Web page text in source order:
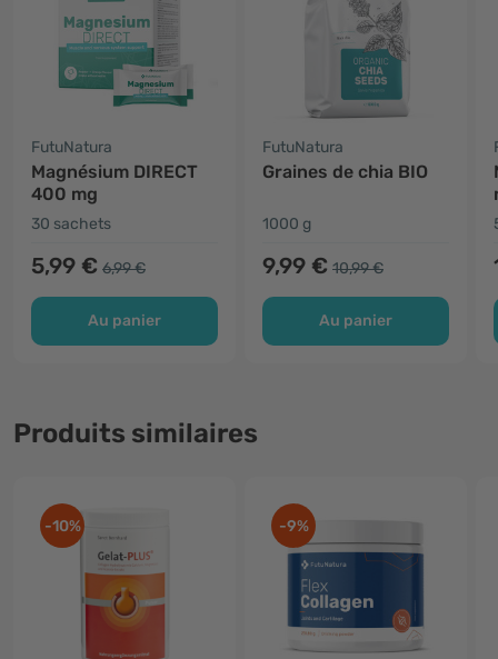
FutuNatura
Magnésium DIRECT
400 mg
30 sachets
5,99 € 6,99 €
Au panier
FutuNatura
Graines de chia BIO
1000 g
9,99 € 10,99 €
Au panier
Produits similaires
-10% -9%